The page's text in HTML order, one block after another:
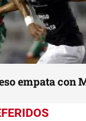
empata con